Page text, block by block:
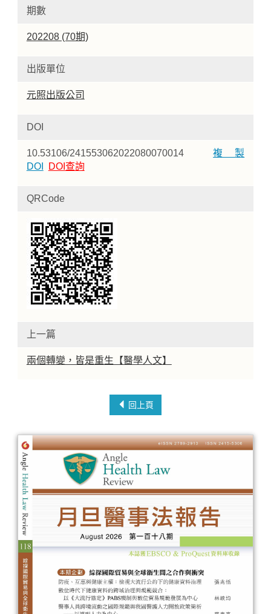
期數
202208 (70期)
出版單位
元照出版公司
DOI
10.53106/241553062022080070014複製
DOI
DOI查詢
QRCode
上一篇
兩個轉變，皆是重生【醫學人文】
回上頁